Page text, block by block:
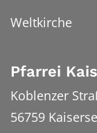
Weltkirche
Pfarrei
Koblenzer
56759